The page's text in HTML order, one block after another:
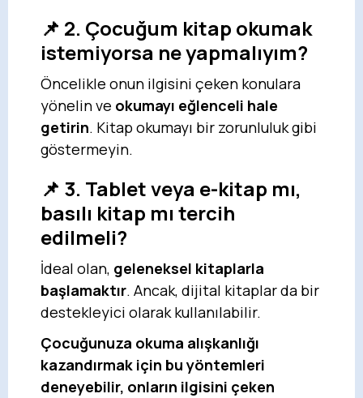
📌 2. Çocuğum kitap okumak
istemiyorsa ne yapmalıyım?
Öncelikle onun ilgisini çeken konulara
yönelin ve okumayı eğlenceli hale
getirin. Kitap okumayı bir zorunluluk gibi
göstermeyin.
📌 3. Tablet veya e-kitap mı,
basılı kitap mı tercih
edilmeli?
İdeal olan, geleneksel kitaplarla
başlamaktır. Ancak, dijital kitaplar da bir
destekleyici olarak kullanılabilir.
Çocuğunuza okuma alışkanlığı
kazandırmak için bu yöntemleri
deneyebilir, onların ilgisini çeken